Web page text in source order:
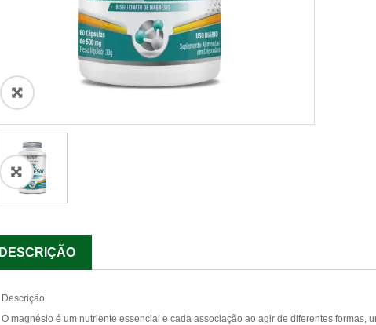
🔍
ðŸ”
DESCRIÇÃO
Descrição
O magnésio é um nutriente essencial e cada associação ao agir de diferentes formas,